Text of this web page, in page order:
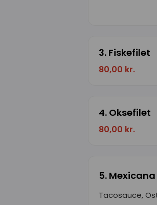
3. Fiskefilet
80,00 kr.
4. Oksefilet
80,00 kr.
5.
Tacosauce,